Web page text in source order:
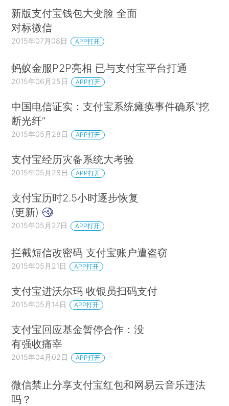
新版支付宝钱包大变脸 全面
对标微信
2015年07月08日 APP打开
蚂蚁金服P2P亮相 已与支付宝平台打通
2015年06月25日 APP打开
中国电信证实：支付宝系统瘫痪事件确系“挖
断光纤”
2015年05月28日 APP打开
支付宝经历灾备系统大考验
2015年05月28日 APP打开
支付宝历时2.5小时逐步恢复
(更新)
2015年05月27日 APP打开
拦截短信改密码 支付宝账户遭盗窃
2015年05月21日 APP打开
支付宝进沃尔玛 收银员扫码支付
2015年05月14日 APP打开
支付宝回应基金暂停合作：没
有强收痛宰
2015年04月02日 APP打开
微信禁止分享支付宝红包和网易云音乐违法
吗？